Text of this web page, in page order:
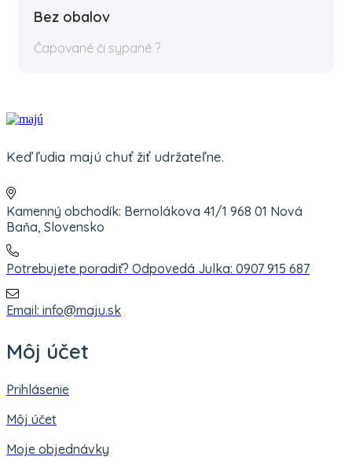
Bez obalov
Čapované či sypané ?
Keď ľudia majú chuť žiť udržateľne.
Kamenný obchodík: Bernolákova 41/1 968 01 Nová
Baňa, Slovensko
Potrebujete poradiť? Odpovedá Julka: 0907 915 687
Email: info@maju.sk
Môj účet
Prihlásenie
Môj účet
Moje objednávky